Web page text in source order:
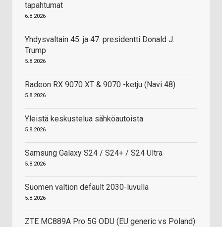
tapahtumat
6.8.2026
Yhdysvaltain 45. ja 47. presidentti Donald J.
Trump
5.8.2026
Radeon RX 9070 XT & 9070 -ketju (Navi 48)
5.8.2026
Yleistä keskustelua sähköautoista
5.8.2026
Samsung Galaxy S24 / S24+ / S24 Ultra
5.8.2026
Suomen valtion default 2030-luvulla
5.8.2026
ZTE MC889A Pro 5G ODU (EU generic vs Poland)